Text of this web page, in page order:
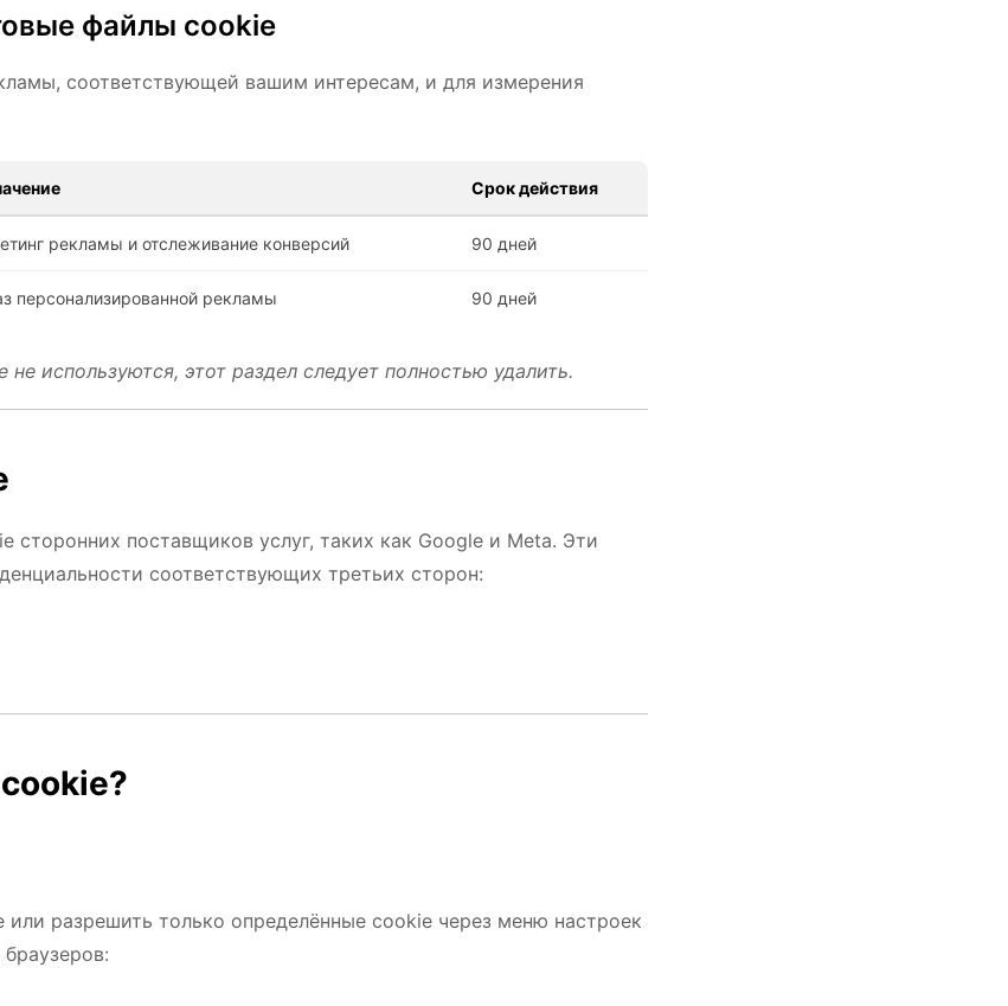
файлы cookie
соответствующей вашим интересам, и для измерения
Срок действия
рекламы и отслеживание конверсий 90 дней
персонализированной рекламы 90 дней
используются, этот раздел следует полностью удалить.
поставщиков услуг, таких как Google и Meta. Эти
соответствующих третьих сторон:
разрешить только определённые cookie через меню настроек